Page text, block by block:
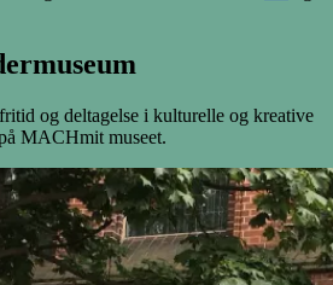
og deltagelse i kulturelle og kreative
MACHmit museet.